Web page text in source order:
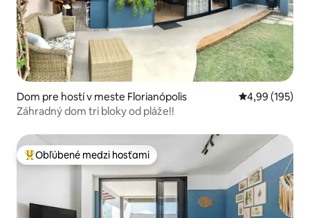
Dom pre hostí v meste Florianópolis Priemerné
4,99 (195)
Záhradný dom tri bloky od pláže!!
Najobľúbenejšie medzi hosťami
Obľúbené medzi hosťami